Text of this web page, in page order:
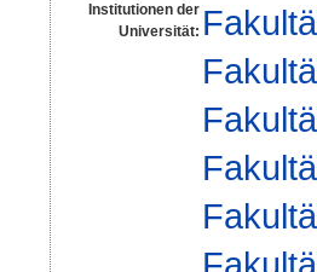
Institutionen der
Universität: